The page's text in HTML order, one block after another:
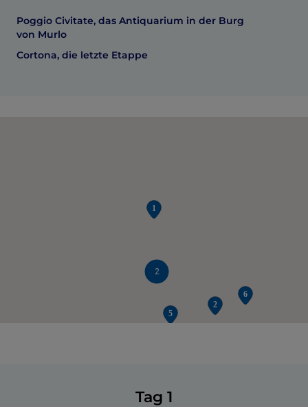
Poggio Civitate, das Antiquarium in der Burg
von Murlo
Cortona, die letzte Etappe
2
Tag 1